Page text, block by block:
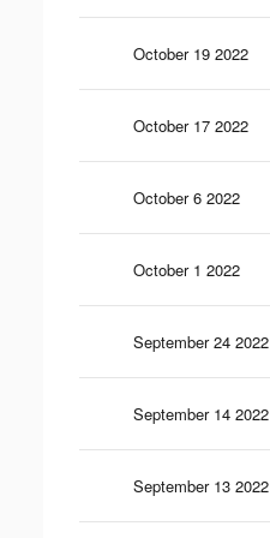
October 19 2022
October 17 2022
October 6 2022
October 1 2022
September 24 2022
September 14 2022
September 13 2022